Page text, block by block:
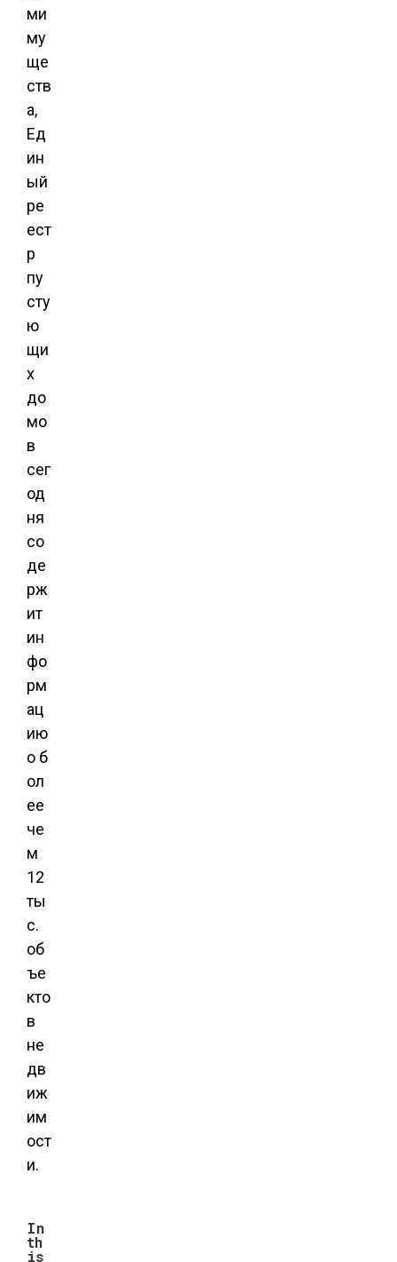
ми
му
ще
ств
а,
Ед
ин
ый
ре
ест
р
пу
сту
ю
щи
х
до
мо
в
сег
од
ня
со
де
рж
ит
ин
фо
рм
ац
ию
о б
ол
ее
че
м
12
ты
с.
об
ъе
кто
в
не
дв
иж
им
ост
и.
In
th
is